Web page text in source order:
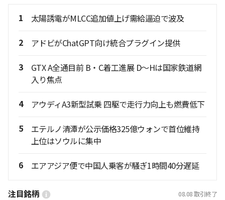
1 太陽誘電がMLCC追加値上げ需給逼迫で波及
2 アドビがChatGPT向け統合プラグイン提供
3
GTX A全通目前 B・C着工進展 D〜Hは国家鉄道網
入り焦点
4 アウディA3新型試乗 四駆で走行力向上も燃費低下
5
エテルノ清潭が公示価格325億ウォンで首位維持
上位はソウルに集中
6 エアアジア便で中国人乗客が騒ぎ1時間40分遅延
注目銘柄 08.08 取引終了